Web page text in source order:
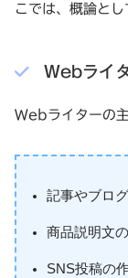
こでは、概論とし
Webライ
Webライターの
記事やブロ
商品説明文
SNS投稿の